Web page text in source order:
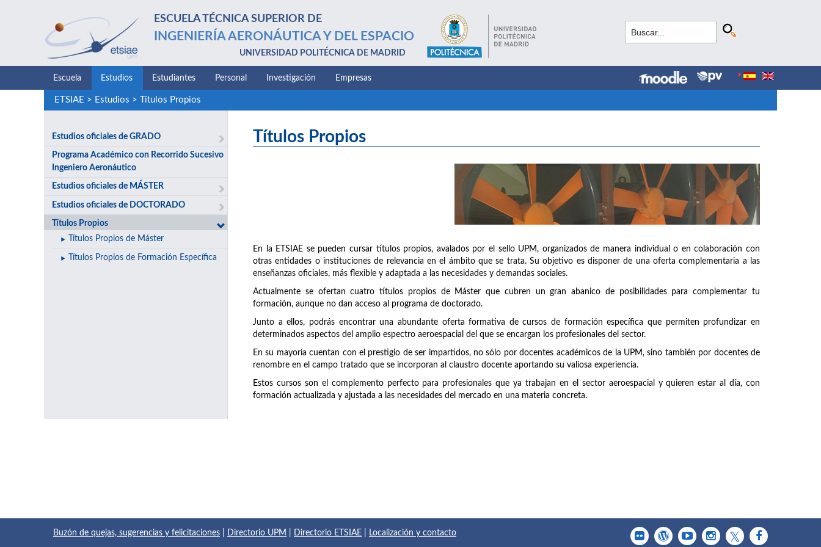
ESCUELA TÉCNICA SUPERIOR DE
INGENIERÍA AERONÁUTICA Y DEL ESPACIO
UNIVERSIDAD POLITÉCNICA DE MADRID
Escuela Estudios Estudiantes Personal Investigación Empresas
ETSIAE > Estudios > Títulos Propios
Estudios oficiales de GRADO
Programa Académico con Recorrido Sucesivo
Ingeniero Aeronáutico
Estudios oficiales de MÁSTER
Estudios oficiales de DOCTORADO
Títulos Propios
Títulos Propios de Máster
Títulos Propios de Formación Específica
Títulos Propios
En la ETSIAE se pueden cursar títulos propios, avalados por el sello UPM, organizados de manera individual o en colaboración con
otras entidades o instituciones de relevancia en el ámbito que se trata. Su objetivo es disponer de una oferta complementaria a las
enseñanzas oficiales, más flexible y adaptada a las necesidades y demandas sociales.
Actualmente se ofertan cuatro títulos propios de Máster que cubren un gran abanico de posibilidades para complementar tu
formación, aunque no dan acceso al programa de doctorado.
Junto a ellos, podrás encontrar una abundante oferta formativa de cursos de formación específica que permiten profundizar en
determinados aspectos del amplio espectro aeroespacial del que se encargan los profesionales del sector.
En su mayoría cuentan con el prestigio de ser impartidos, no sólo por docentes académicos de la UPM, sino también por docentes de
renombre en el campo tratado que se incorporan al claustro docente aportando su valiosa experiencia.
Estos cursos son el complemento perfecto para profesionales que ya trabajan en el sector aeroespacial y quieren estar al día, con
formación actualizada y ajustada a las necesidades del mercado en una materia concreta.
Buzón de quejas, sugerencias y felicitaciones Directorio UPM Directorio ETSIAE Localización y contacto